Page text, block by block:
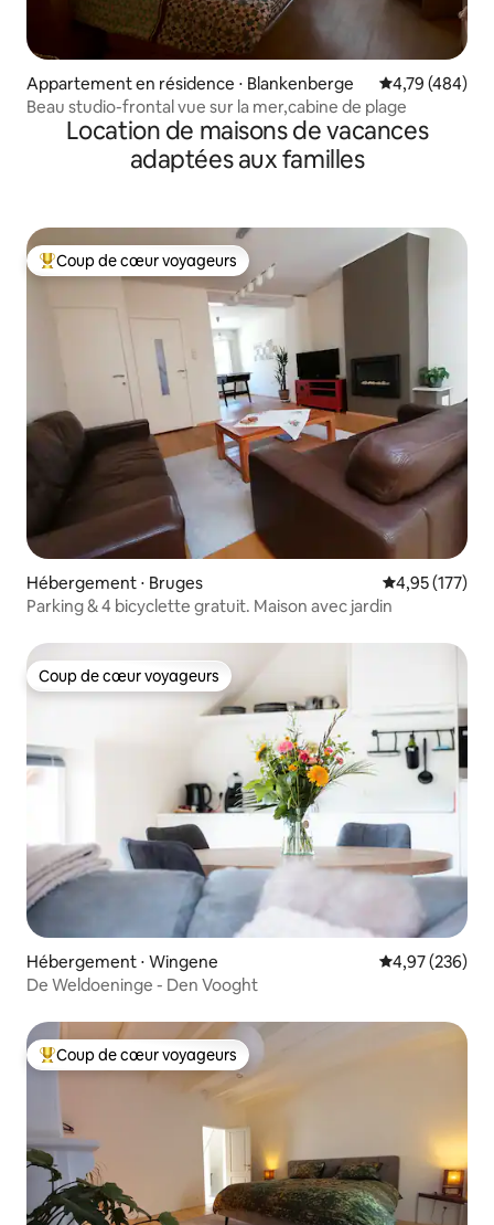
Appartement en résidence ⋅ Blankenberge Évaluation
4,79 (484)
Beau studio-frontal vue sur la mer,cabine de plage
Location de maisons de vacances
adaptées aux familles
Coups de cœur voyageurs les plus appréciés
Coup de cœur voyageurs
Hébergement ⋅ Bruges Évaluation
4,95 (177)
Parking & 4 bicyclette gratuit. Maison avec jardin
Coup de cœur voyageurs
Coup de cœur voyageurs
Hébergement ⋅ Wingene Évaluation
4,97 (236)
De Weldoeninge - Den Vooght
Coups de cœur voyageurs les plus appréciés
Coup de cœur voyageurs